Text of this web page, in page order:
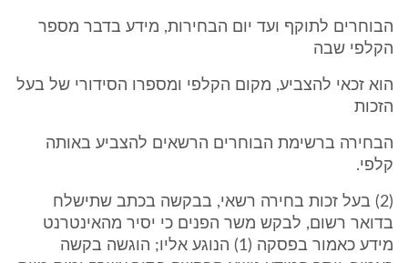
הבוחרים לתוקף ועד יום הבחירות, מידע בדבר מספר
הקלפי שבה
הוא זכאי להצביע, מקום הקלפי ומספרו הסידורי של בעל
הזכות
הבחירה ברשימת הבוחרים הרשאים להצביע באותה
קלפי.
(2) בעל זכות בחירה רשאי, בבקשה בכתב שתישלח
בדואר רשום, לבקש משר הפנים כי יסיר מהאינטרנט
מידע כאמור בפסקה (1) הנוגע אליו; הוגשה בקשה